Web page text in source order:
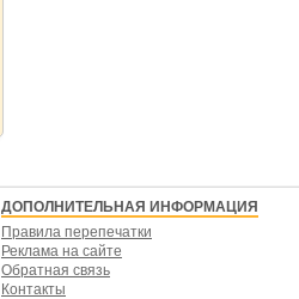
ДОПОЛНИТЕЛЬНАЯ ИНФОРМАЦИЯ
Правила перепечатки
Реклама на сайте
Обратная связь
Контакты